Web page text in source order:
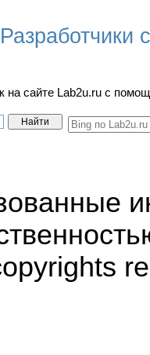
Разработчики
на сайте Lab2u.ru с